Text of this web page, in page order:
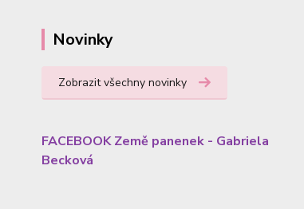
Novinky
Zobrazit všechny novinky
FACEBOOK Země panenek - Gabriela
Becková